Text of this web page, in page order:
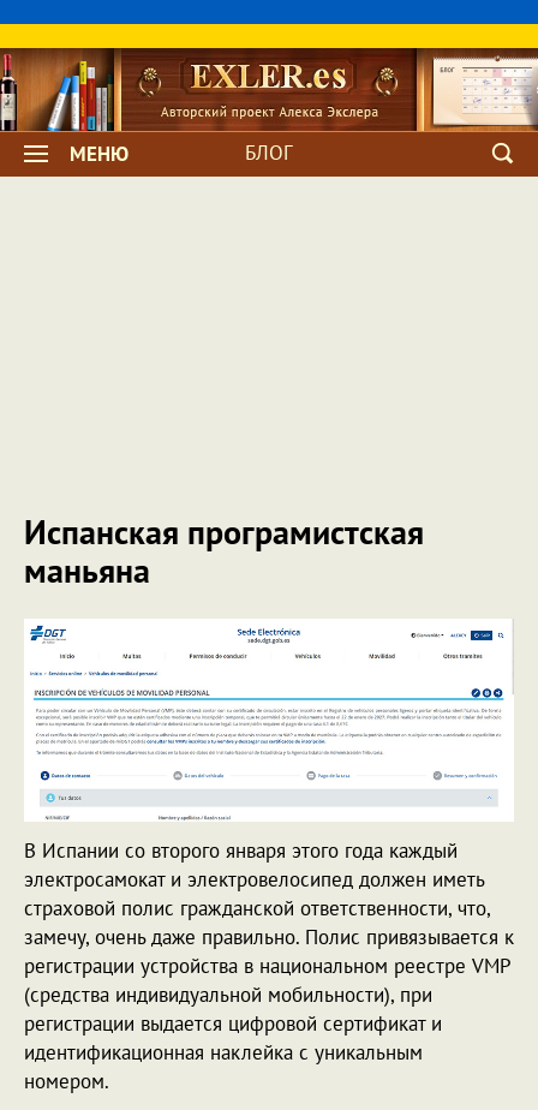
МЕНЮ БЛОГ
Испанская програмистская
маньяна
В Испании со второго января этого года каждый
электросамокат и электровелосипед должен иметь
страховой полис гражданской ответственности, что,
замечу, очень даже правильно. Полис привязывается к
регистрации устройства в национальном реестре VMP
(средства индивидуальной мобильности), при
регистрации выдается цифровой сертификат и
идентификационная наклейка с уникальным
номером.